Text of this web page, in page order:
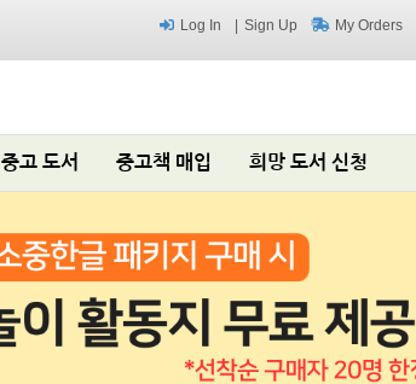
Log In Sign Up My Orders
중고 도서 중고책 매입 희망 도서 신청